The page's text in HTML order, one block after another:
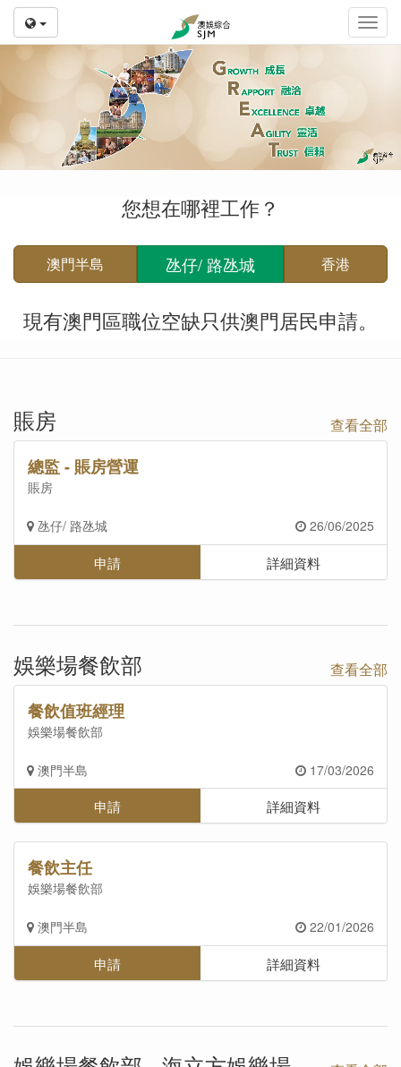
您想在哪裡工作？
澳門半島 氹仔/ 路氹城 香港
現有澳門區職位空缺只供澳門居民申請。
賬房 查看全部
總監 - 賬房營運
賬房
氹仔/ 路氹城 26/06/2025
申請 詳細資料
娛樂場餐飲部 查看全部
餐飲值班經理
娛樂場餐飲部
澳門半島 17/03/2026
申請 詳細資料
餐飲主任
娛樂場餐飲部
澳門半島 22/01/2026
申請 詳細資料